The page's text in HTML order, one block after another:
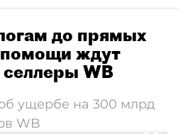
до прямых
помощи ждут
WB
ущербе на 300 млрд
WB